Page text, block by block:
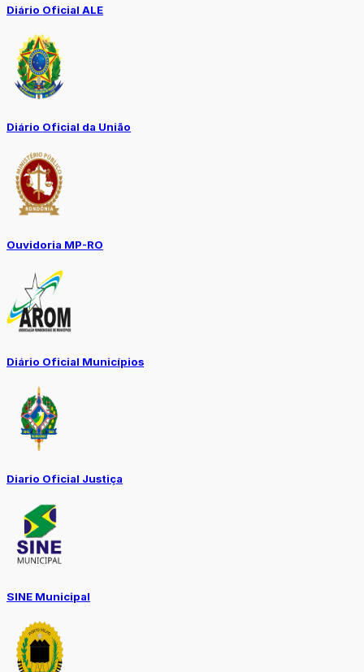
Diário Oficial ALE
Diário Oficial da União
Ouvidoria MP-RO
Diário Oficial Municípios
Diario Oficial Justiça
SINE Municipal